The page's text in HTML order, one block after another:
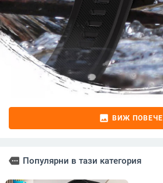
image ВИЖ ПОВЕЧЕ
more Популярни в тази категория